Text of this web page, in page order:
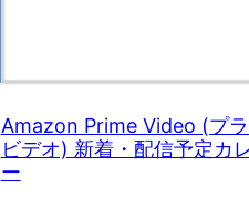
Amazon Prime Video (プ
ビデオ) 新着・配信予定カ
ー